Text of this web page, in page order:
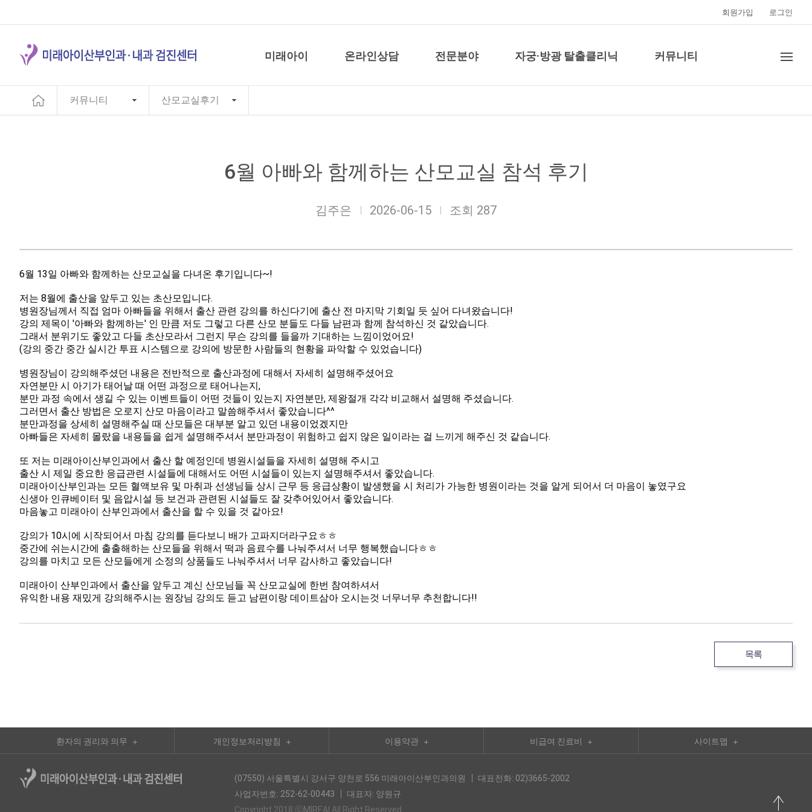
회원가입 로그인
미래아이 온라인상담 전문분야 자궁·방광 탈출클리닉 커뮤니티
커뮤니티 산모교실후기
6월 아빠와 함께하는 산모교실 참석 후기
김주은 2026-06-15 조회 287
6월 13일 아빠와 함께하는 산모교실을 다녀온 후기입니다~!
저는 8월에 출산을 앞두고 있는 초산모입니다.
병원장님께서 직접 엄마 아빠들을 위해서 출산 관련 강의를 하신다기에 출산 전 마지막 기회일 듯 싶어 다녀왔습니다!
강의 제목이 '아빠와 함께하는' 인 만큼 저도 그렇고 다른 산모 분들도 다들 남편과 함께 참석하신 것 같았습니다.
그래서 분위기도 좋았고 다들 초산모라서 그런지 무슨 강의를 들을까 기대하는 느낌이었어요!
(강의 중간 중간 실시간 투표 시스템으로 강의에 방문한 사람들의 현황을 파악할 수 있었습니다)
병원장님이 강의해주셨던 내용은 전반적으로 출산과정에 대해서 자세히 설명해주셨어요
자연분만 시 아기가 태어날 때 어떤 과정으로 태어나는지,
분만 과정 속에서 생길 수 있는 이벤트들이 어떤 것들이 있는지 자연분만, 제왕절개 각각 비교해서 설명해 주셨습니다.
그러면서 출산 방법은 오로지 산모 마음이라고 말씀해주셔서 좋았습니다^^
분만과정을 상세히 설명해주실 때 산모들은 대부분 알고 있던 내용이었겠지만
아빠들은 자세히 몰랐을 내용들을 쉽게 설명해주셔서 분만과정이 위험하고 쉽지 않은 일이라는 걸 느끼게 해주신 것 같습니다.
또 저는 미래아이산부인과에서 출산 할 예정인데 병원시설들을 자세히 설명해 주시고
출산 시 제일 중요한 응급관련 시설들에 대해서도 어떤 시설들이 있는지 설명해주셔서 좋았습니다.
미래아이산부인과는 모든 혈액보유 및 마취과 선생님들 상시 근무 등 응급상황이 발생했을 시 처리가 가능한 병원이라는 것을 알게 되어서 더 마음이 놓였구요
신생아 인큐베이터 및 음압시설 등 보건과 관련된 시설들도 잘 갖추어있어서 좋았습니다.
마음놓고 미래아이 산부인과에서 출산을 할 수 있을 것 같아요!
강의가 10시에 시작되어서 마침 강의를 듣다보니 배가 고파지더라구요ㅎㅎ
중간에 쉬는시간에 출출해하는 산모들을 위해서 떡과 음료수를 나눠주셔서 너무 행복했습니다ㅎㅎ
강의를 마치고 모든 산모들에게 소정의 상품들도 나눠주셔서 너무 감사하고 좋았습니다!
미래아이 산부인과에서 출산을 앞두고 계신 산모님들 꼭 산모교실에 한번 참여하셔서
유익한 내용 재밌게 강의해주시는 원장님 강의도 듣고 남편이랑 데이트삼아 오시는것 너무너무 추천합니다!!
목록
환자의 권리와 의무 개인정보처리방침 이용약관 비급여 진료비 사이트맵
(07550) 서울특별시 강서구 양천로 556 미래아이산부인과의원
대표전화: 02)3665-2002
사업자번호: 252-62-00443
대표자: 양원규
Copyright 2018 ⓒMIREAI.All Right Reserved.